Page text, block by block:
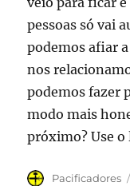
pessoas só vai
podemos afiar
nos
podemos fazer
modo mais
próximo? Use o
Autor
Pacificadores